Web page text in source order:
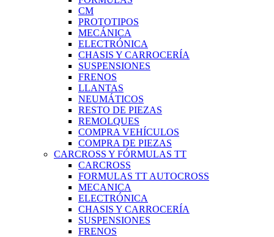
CM
PROTOTIPOS
MECÁNICA
ELECTRÓNICA
CHASIS Y CARROCERÍA
SUSPENSIONES
FRENOS
LLANTAS
NEUMÁTICOS
RESTO DE PIEZAS
REMOLQUES
COMPRA VEHÍCULOS
COMPRA DE PIEZAS
CARCROSS Y FÓRMULAS TT
CARCROSS
FORMULAS TT AUTOCROSS
MECANICA
ELECTRÓNICA
CHASIS Y CARROCERÍA
SUSPENSIONES
FRENOS